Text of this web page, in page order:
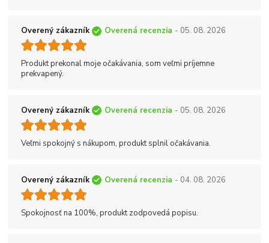
Overený zákazník Overená recenzia - 05. 08. 2026
Produkt prekonal moje očakávania, som veľmi príjemne
prekvapený.
Overený zákazník Overená recenzia - 05. 08. 2026
Veľmi spokojný s nákupom, produkt splnil očakávania.
Overený zákazník Overená recenzia - 04. 08. 2026
Spokojnosť na 100%, produkt zodpovedá popisu.